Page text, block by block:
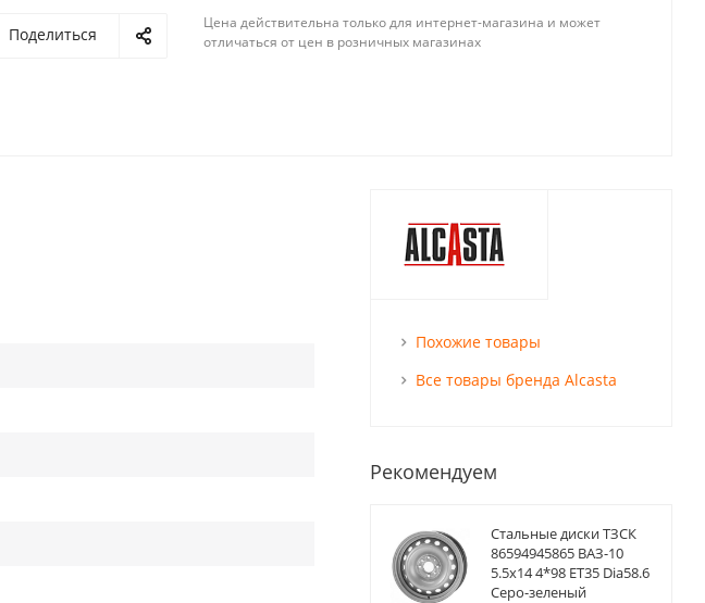
Поделиться
Цена действительна только для интернет-магазина и может
отличаться от цен в розничных магазинах
Похожие товары
Все товары бренда Alcasta
Рекомендуем
Стальные диски ТЗСК
86594945865 ВАЗ-10
5.5x14 4*98 ET35 Dia58.6
Серо-зеленый